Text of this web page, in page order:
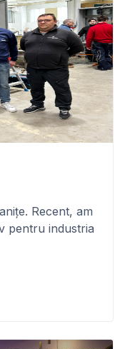
Recent, am
pentru industria